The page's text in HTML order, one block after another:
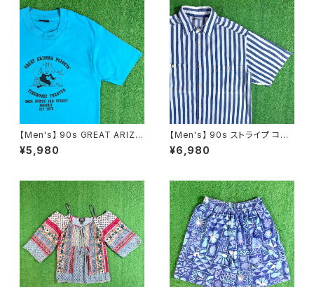
ー N1556
【Men's】 90s GREAT ARIZO
NA PUPPETS イラスト Tシャ
ツ / アメリカ製 USA製 ティーシ
¥5,980
【Men's】 90s ストライプ コット
ン シャツ / アメリカ製 USA製 9
0年代 半袖 メンズ 2252
¥6,980